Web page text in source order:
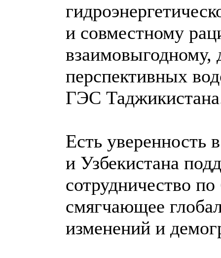
и совместному
взаимовыгодному,
перспективных
ГЭС
Есть уверенность
и Узбекистана
сотрудничество
смягчающее
изменений и